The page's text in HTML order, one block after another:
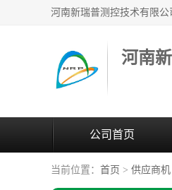
河南
公司首页
当前位置： 首页 > 供应商机